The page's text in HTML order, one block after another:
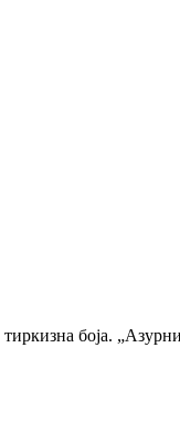
боја.